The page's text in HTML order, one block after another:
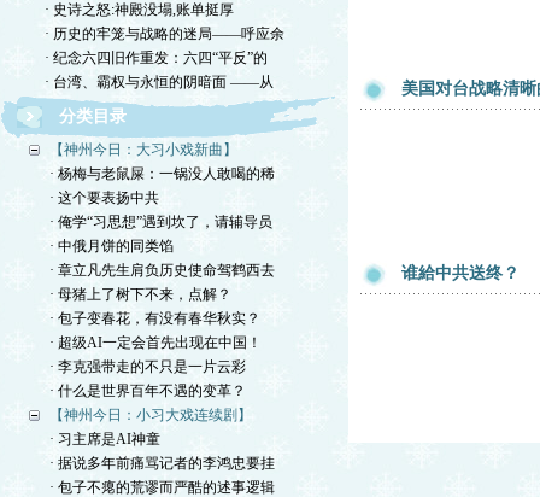
· 史诗之怒:神殿没塌,账单挺厚
· 历史的牢笼与战略的迷局——呼应余
· 纪念六四旧作重发：六四“平反”的
· 台湾、霸权与永恒的阴暗面 ——从
分类目录
【神州今日：大习小戏新曲】
· 杨梅与老鼠屎：一锅没人敢喝的稀
· 这个要表扬中共
· 俺学“习思想”遇到坎了，请辅导员
· 中俄月饼的同类馅
· 章立凡先生肩负历史使命驾鹤西去
· 母猪上了树下不来，点解？
· 包子变春花，有没有春华秋实？
· 超级AI一定会首先出现在中国！
· 李克强带走的不只是一片云彩
· 什么是世界百年不遇的变革？
【神州今日：小习大戏连续剧】
· 习主席是AI神童
· 据说多年前痛骂记者的李鸿忠要挂
· 包子不瘪的荒谬而严酷的述事逻辑
美国对台战略清
谁給中共送终？